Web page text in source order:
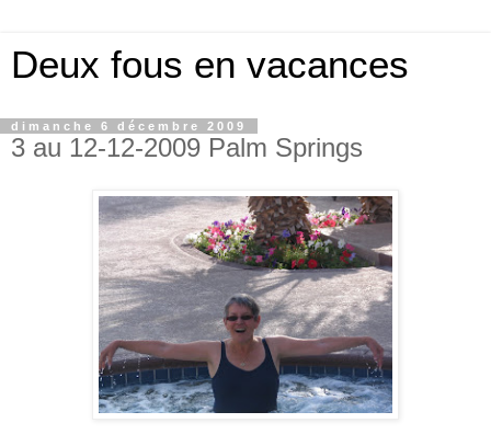
Deux fous en vacances
dimanche 6 décembre 2009
3 au 12-12-2009 Palm Springs